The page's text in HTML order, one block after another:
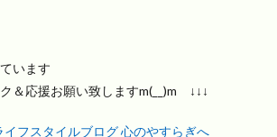
います
＆応援お願い致しますm(__)m ↓↓↓